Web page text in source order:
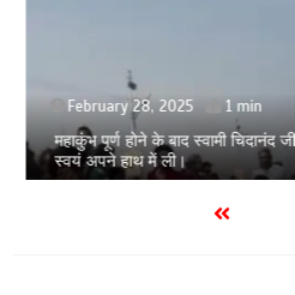
March 11, 2025 1 min
होलिका रखने पर लात मार कर होलिका
के साथ की गई गाली गलोच ,कहा अगर